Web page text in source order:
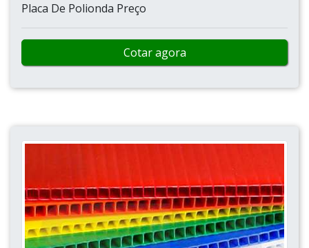
Placa De Polionda Preço
Cotar agora